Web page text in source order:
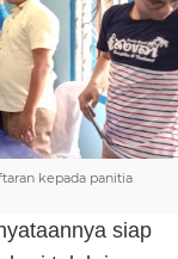
kepada panitia
siap